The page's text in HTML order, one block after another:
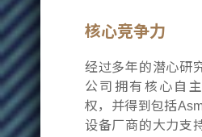
核心竞争力
经过多年的潜心研
公司拥有核心自
权，并得到包括
设备厂商的大力支